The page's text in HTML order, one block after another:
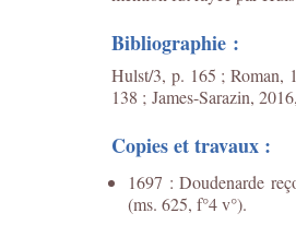
Bibliographie :
Hulst/3, p. 165 ; Roman,
138 ; James-Sarazin,
Copies et travaux :
1697 : Doudenarde
(ms. 625, f°4 v°).